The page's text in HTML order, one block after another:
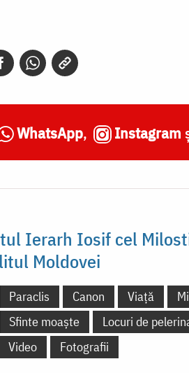
WhatsApp, Instagram
Ierarh Iosif cel
Moldovei
Paraclis Canon Viață
Sfinte moaște
Locuri de
Video Fotografii